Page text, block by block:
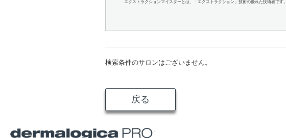
エクストラクションマイスターとは、「エクストラクション」技術の優れた技術者です。
検索条件のサロンはございません。
戻る